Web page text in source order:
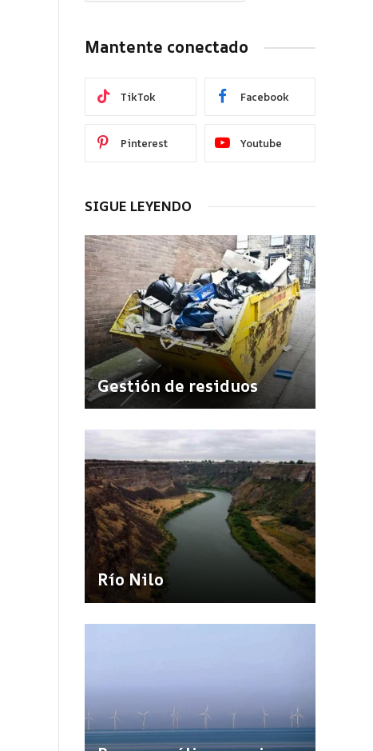
Mantente conectado
TikTok Facebook
Pinterest Youtube
SIGUE LEYENDO
Gestión de residuos
Río Nilo